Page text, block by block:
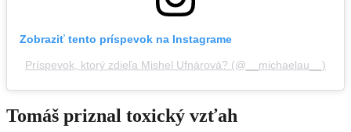
Zobraziť tento príspevok na Instagrame
Príspevok, ktorý zdieľa Mishel Ufnárová? (@__michaelau__)
Tomáš priznal toxický vzťah